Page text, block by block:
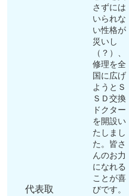
代表取
さずには
いられな
い性格が
災いし
（？）、
修理を全
国に広げ
ようとＳ
ＳＤ交換
ドクター
を開設い
たしまし
た。皆さ
んのお力
になれる
ことが喜
びです。